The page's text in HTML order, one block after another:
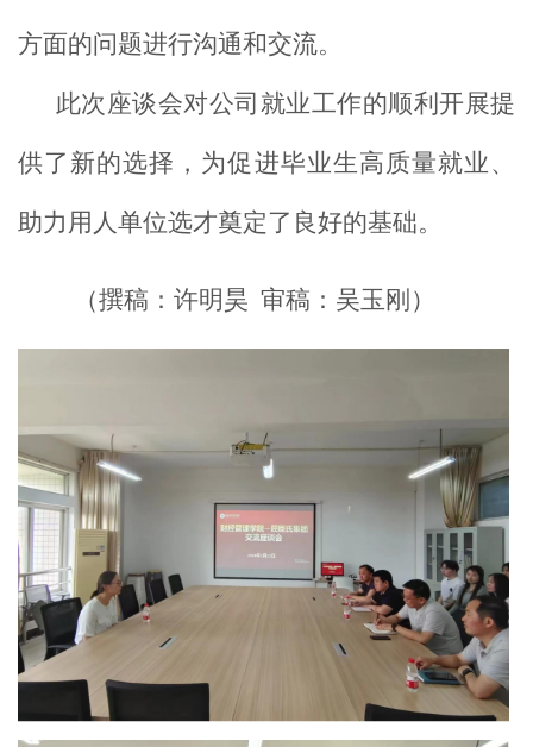
方面的问题进行沟通和交流。
此次座谈会对公司就业工作的顺利开展提
供了新的选择，为促进毕业生高质量就业、
助力用人单位选才奠定了良好的基础。
（撰稿：许明昊 审稿：吴玉刚）